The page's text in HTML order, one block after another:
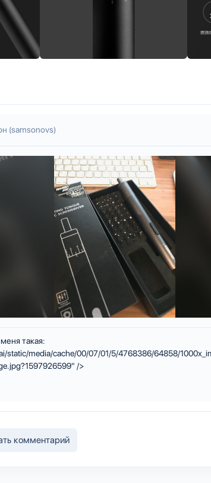
(samsonovs)
такая:
static/media/cache/00/07/01/5/4768386/64858/
/>
комментарий